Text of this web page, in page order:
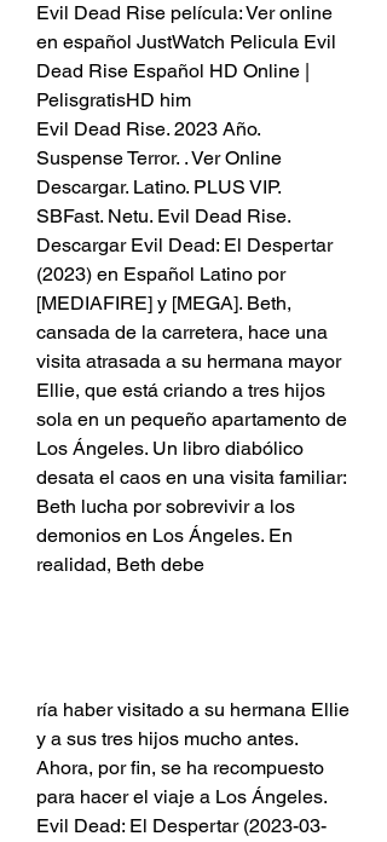
Evil Dead Rise película: Ver online
en español JustWatch Pelicula Evil
Dead Rise Español HD Online |
PelisgratisHD him
Evil Dead Rise. 2023 Año.
Suspense Terror. . Ver Online
Descargar. Latino. PLUS VIP.
SBFast. Netu. Evil Dead Rise.
Descargar Evil Dead: El Despertar
(2023) en Español Latino por
[MEDIAFIRE] y [MEGA]. Beth,
cansada de la carretera, hace una
visita atrasada a su hermana mayor
Ellie, que está criando a tres hijos
sola en un pequeño apartamento de
Los Ángeles. Un libro diabólico
desata el caos en una visita familiar:
Beth lucha por sobrevivir a los
demonios en Los Ángeles. En
realidad, Beth debe
ría haber visitado a su hermana Ellie
y a sus tres hijos mucho antes.
Ahora, por fin, se ha recompuesto
para hacer el viaje a Los Ángeles.
Evil Dead: El Despertar (2023-03-